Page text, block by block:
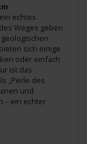
echtes
Weges geben
sich einige
oder einfach
ist das
„Perle des
und
– ein echter